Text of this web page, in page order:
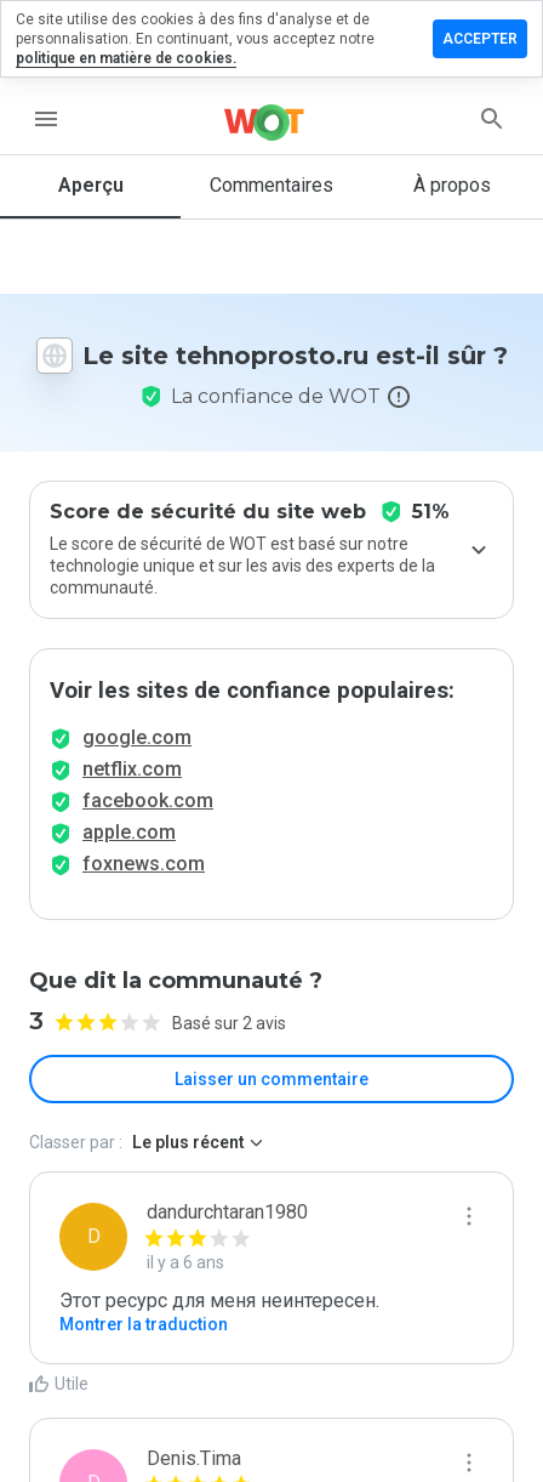
menu
Aperçu Commentaires À propos
Le site tehnoprosto.ru est-il sûr ?
La confiance de WOT
Score de sécurité du site web 51%
Le score de sécurité de WOT est basé sur notre
technologie unique et sur les avis des experts de la
communauté.
Voir les sites de confiance populaires:
google.com
netflix.com
facebook.com
apple.com
foxnews.com
Que dit la communauté ?
3 Basé sur 2 avis
Laisser un commentaire
un
1 et 5
vous à ce
site ?
Classer par : Le plus récent
D
dandurchtaran1980
il y a 6 ans
Этот ресурс для меня неинтересен.
Montrer la traduction
Utile
Denis.Tima
Ce site utilise des cookies à des fins d'analyse et de
personnalisation. En continuant, vous acceptez notre
politique en matière de cookies.
ACCEPTER